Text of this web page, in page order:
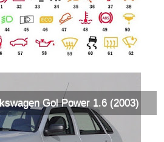
Gol Power 1.6 (2003)